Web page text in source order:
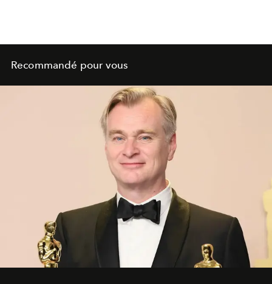
Recommandé pour vous